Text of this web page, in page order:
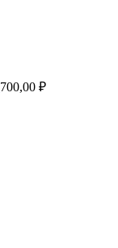
700,00 ₽